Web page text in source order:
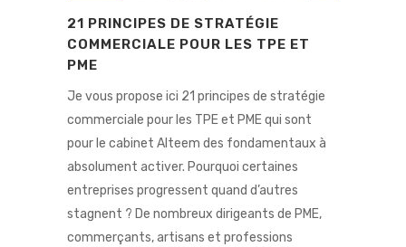
21 PRINCIPES DE STRATÉGIE
COMMERCIALE POUR LES TPE ET
PME
Je vous propose ici 21 principes de stratégie
commerciale pour les TPE et PME qui sont
pour le cabinet Alteem des fondamentaux à
absolument activer. Pourquoi certaines
entreprises progressent quand d’autres
stagnent ? De nombreux dirigeants de PME,
commerçants, artisans et professions